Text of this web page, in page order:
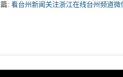
篇:看台州新闻关注浙江在线台州频道微